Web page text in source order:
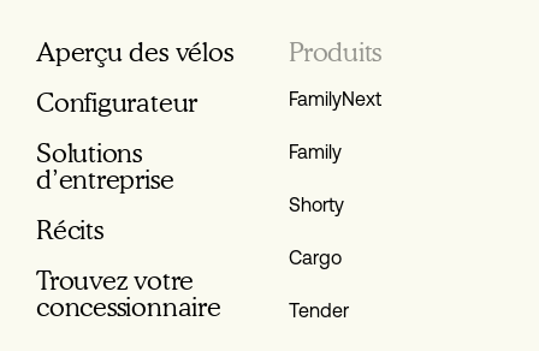
Aperçu des vélos
Configurateur
Solutions
d’entreprise
Récits
Trouvez votre
conces­sionnaire
Produits
FamilyNext
Family
Shorty
Cargo
Tender